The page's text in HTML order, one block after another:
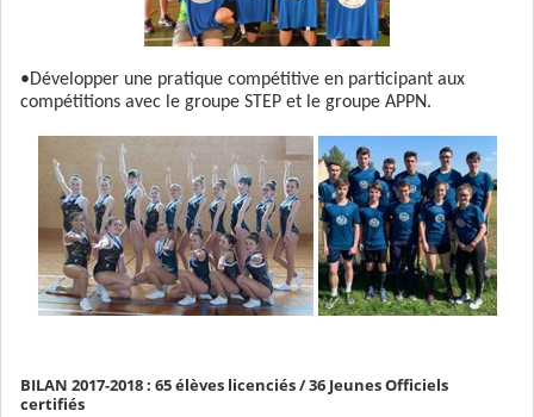
•Développer une pratique compétitive en participant aux
compétitions avec le groupe STEP et le groupe APPN.
BILAN 2017-2018 : 65 élèves licenciés / 36 Jeunes Officiels
certifiés